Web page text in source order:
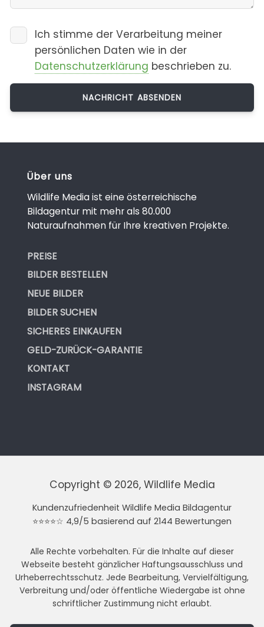
Ich stimme der Verarbeitung meiner
persönlichen Daten wie in der
Datenschutzerklärung beschrieben zu.
Über uns
Wildlife Media ist eine österreichische
Bildagentur mit mehr als 80.000
Naturaufnahmen für Ihre kreativen Projekte.
PREISE
BILDER BESTELLEN
NEUE BILDER
BILDER SUCHEN
SICHERES EINKAUFEN
GELD-ZURÜCK-GARANTIE
KONTAKT
INSTAGRAM
Copyright © 2026, Wildlife Media
Kundenzufriedenheit Wildlife Media Bildagentur
⭐⭐⭐⭐☆ 4,9/5 basierend auf 2144 Bewertungen
Alle Rechte vorbehalten. Für die Inhalte auf dieser
Webseite besteht gänzlicher Haftungsausschluss und
Urheberrechtsschutz. Jede Bearbeitung, Vervielfältigung,
Verbreitung und/oder öffentliche Wiedergabe ist ohne
schriftlicher Zustimmung nicht erlaubt.